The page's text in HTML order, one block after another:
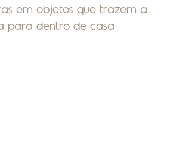
em objetos que trazem a
para dentro de casa